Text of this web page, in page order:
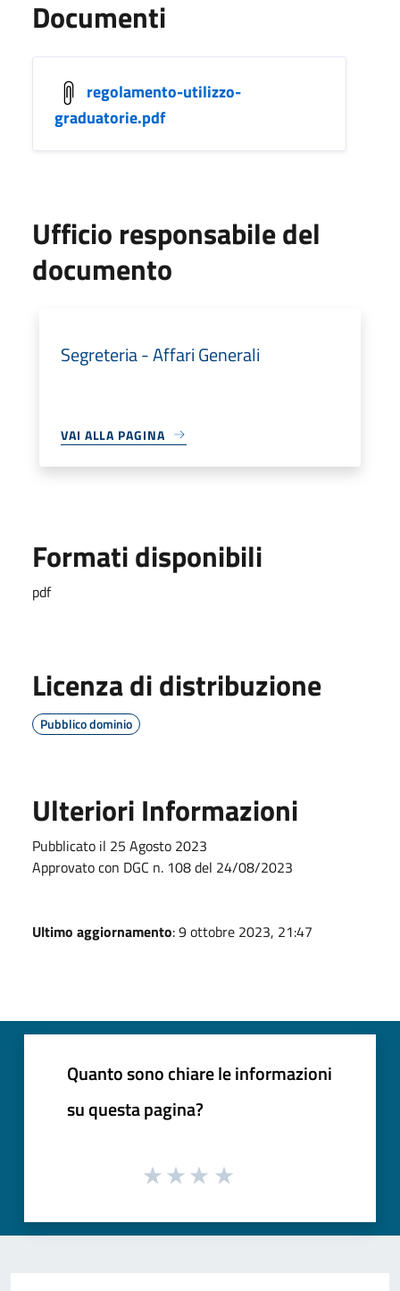
Documenti
regolamento-utilizzo-
graduatorie.pdf
Ufficio responsabile del
documento
Segreteria - Affari Generali
VAI ALLA PAGINA
Formati disponibili
pdf
Licenza di distribuzione
Pubblico dominio
Ulteriori Informazioni
Pubblicato il 25 Agosto 2023
Approvato con DGC n. 108 del 24/08/2023
Ultimo aggiornamento: 9 ottobre 2023, 21:47
Quanto sono chiare le informazioni
su questa pagina?